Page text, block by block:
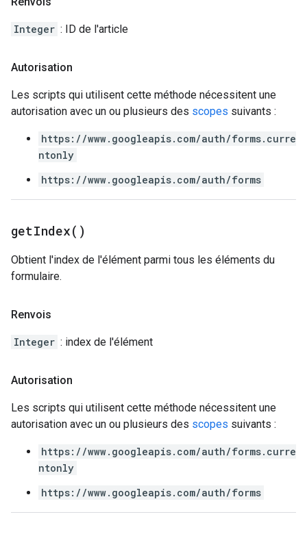
Integer : ID de l'article
Autorisation
Les scripts qui utilisent cette méthode nécessitent une
autorisation avec un ou plusieurs des scopes suivants :
https://www.googleapis.com/auth/forms.curre
ntonly
https://www.googleapis.com/auth/forms
getIndex( )
Obtient l'index de l'élément parmi tous les éléments du
formulaire.
Renvois
Integer : index de l'élément
Autorisation
Les scripts qui utilisent cette méthode nécessitent une
autorisation avec un ou plusieurs des scopes suivants :
https://www.googleapis.com/auth/forms.curre
ntonly
https://www.googleapis.com/auth/forms